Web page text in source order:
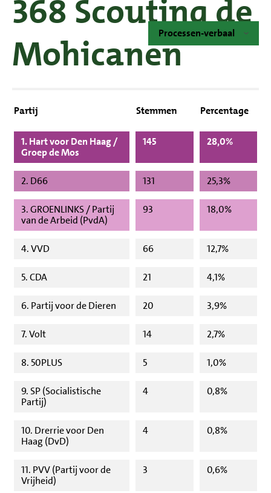
368 Scouting de
MohicanenProcessen-verbaal
Partij Stemmen Percentage
1. Hart voor Den Haag /
Groep de Mos
145 28,0%
2. D66 131 25,3%
3. GROENLINKS / Partij
van de Arbeid (PvdA)
93 18,0%
4. VVD 66 12,7%
5. CDA 21 4,1%
6. Partij voor de Dieren 20 3,9%
7. Volt 14 2,7%
8. 50PLUS 5 1,0%
9. SP (Socialistische
Partij)
4 0,8%
10. Drerrie voor Den
Haag (DvD)
4 0,8%
11. PVV (Partij voor de
Vrijheid)
3 0,6%